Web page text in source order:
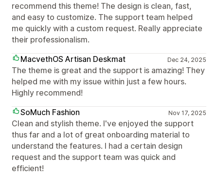
recommend this theme! The design is clean, fast,
and easy to customize. The support team helped
me quickly with a custom request. Really appreciate
their professionalism.
MacvethOS Artisan Deskmat
Dec 24, 2025
The theme is great and the support is amazing! They
helped me with my issue within just a few hours.
Highly recommend!
SoMuch Fashion
Nov 17, 2025
Clean and stylish theme. I've enjoyed the support
thus far and a lot of great onboarding material to
understand the features. I had a certain design
request and the support team was quick and
efficient!